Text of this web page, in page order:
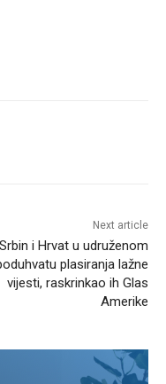
Next article
Srbin i Hrvat u udruženom
plasiranja lažne
vijesti, raskrinkao ih Glas
Amerike